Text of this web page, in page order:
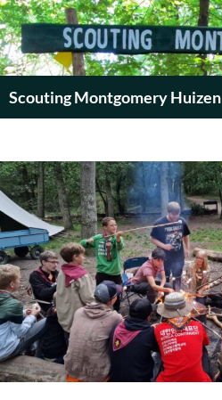
Scouting Montgomery Huizen
INHOUD